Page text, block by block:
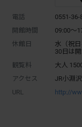
電話
0551-36-
開館時間
09:00～
休館日
水（祝
30日は開
観覧料
大人
アクセス
JR小淵
URL
http://